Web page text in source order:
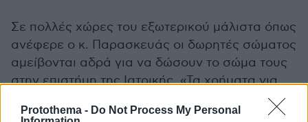
Protothema - Do Not Process My Personal
Σε πολλές χώρες του εξωτερικού μάλιστα όπως
ανέφερε ο κ. Παρασκευάς οι δωρητές σώματος
αμείβονται αδρά για να δώσουν το σώμα τους
στην επιστήμη της Ιατρικής. «Τα χρήματα για
μια σορό είναι αρκετές χιλιάδες ευρώ τα οποία
δίδονται στους συγγενείς» είπε ο κ.